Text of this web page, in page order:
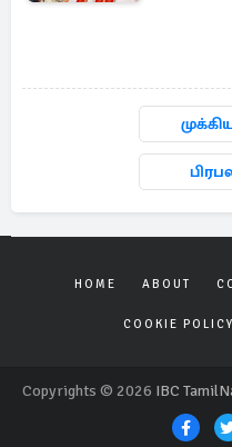
HOME ABOUT
COOKIE POLICY
Copyrights © 2026 IBC